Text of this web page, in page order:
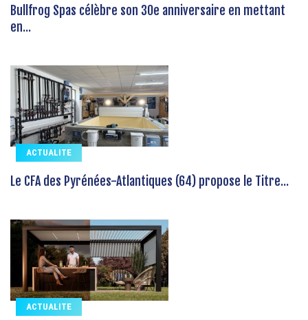
Bullfrog Spas célèbre son 30e anniversaire en mettant
en...
ACTUALITE
Le CFA des Pyrénées-Atlantiques (64) propose le Titre...
ACTUALITE